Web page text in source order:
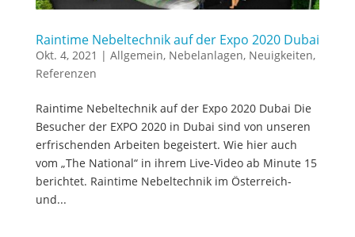
Raintime Nebeltechnik auf der Expo 2020 Dubai
Okt. 4, 2021 | Allgemein, Nebelanlagen, Neuigkeiten,
Referenzen
Raintime Nebeltechnik auf der Expo 2020 Dubai Die
Besucher der EXPO 2020 in Dubai sind von unseren
erfrischenden Arbeiten begeistert. Wie hier auch
vom „The National“ in ihrem Live-Video ab Minute 15
berichtet. Raintime Nebeltechnik im Österreich-
und...